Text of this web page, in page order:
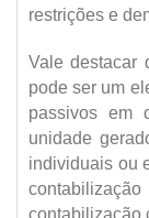
restrições e
Vale destacar
pode ser um
passivos em
unidade
individuais ou
contabilização